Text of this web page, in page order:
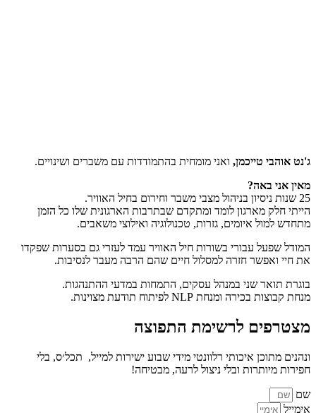
ג'נט אוהבי טייכמן, ואני מומחית בהתמודדות עם משברים ושינויים.
מאין אני באה?
25 שנות ניסיון בניהול מצבי משבר וחירום בחיל האוויר.
הייתי חלק מארגון לומד ומתקדם שבתרבות הארגונית שלו כל הזמן
מתחדש למול איומים, גזרות, טכנולוגיה ואילוצי משאבים.
המודל שפעל עבורי בשורות חיל האוויר עמד לעזרי גם בסערות שפקדו
את חיי ואפשר חזרה למסלול חיים שהם הרבה מעבר לנסיבות.
בוגרת תואר שני במנהל עסקים, התמחות במדעי ההתנהגות.
מנחת קבוצות בכירה ומנחת NLP לפיתוח תודעת מצוינות.
מצטרפים לרשימת התפוצה
ונהנים מתוכן איכותי רלוונטי מידי שבוע ישירות למייל, תכל׳ס, בלי
חפירות מיותרות ובלי ניצול לרעה, מבטיחה!
שם
אימייל